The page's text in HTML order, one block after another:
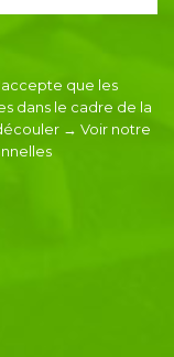
que les
dans le cadre de la
→ Voir notre